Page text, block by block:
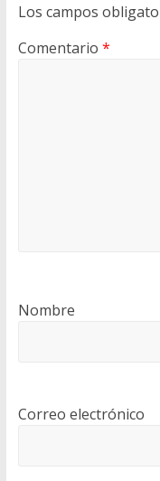
Los campos
Comentario *
Nombre
Correo electrónico